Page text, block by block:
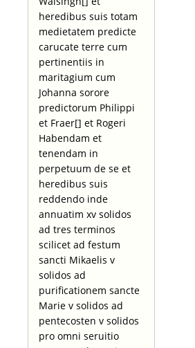
heredibus suis totam
medietatem predicte
carucate terre cum
pertinentiis in
maritagium cum
Johanna sorore
predictorum Philippi
et Fraer[] et Rogeri
Habendam et
tenendam in
perpetuum de se et
heredibus suis
reddendo inde
annuatim xv solidos
ad tres terminos
scilicet ad festum
sancti Mikaelis v
solidos ad
purificationem sancte
Marie v solidos ad
pentecosten v solidos
pro omni seruitio